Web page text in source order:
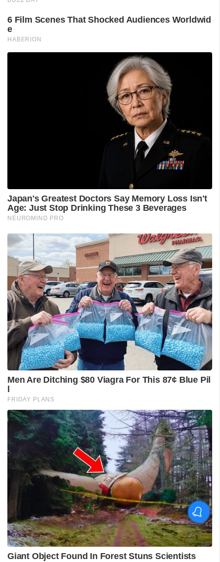
വിദ്യാർഥിയെ മർദിച്ചെന്ന
പരാതിയിൽ പാലക്കാട്
അധ്യാപകനെ
സസ്‌പെൻഡ് ചെയ്തു